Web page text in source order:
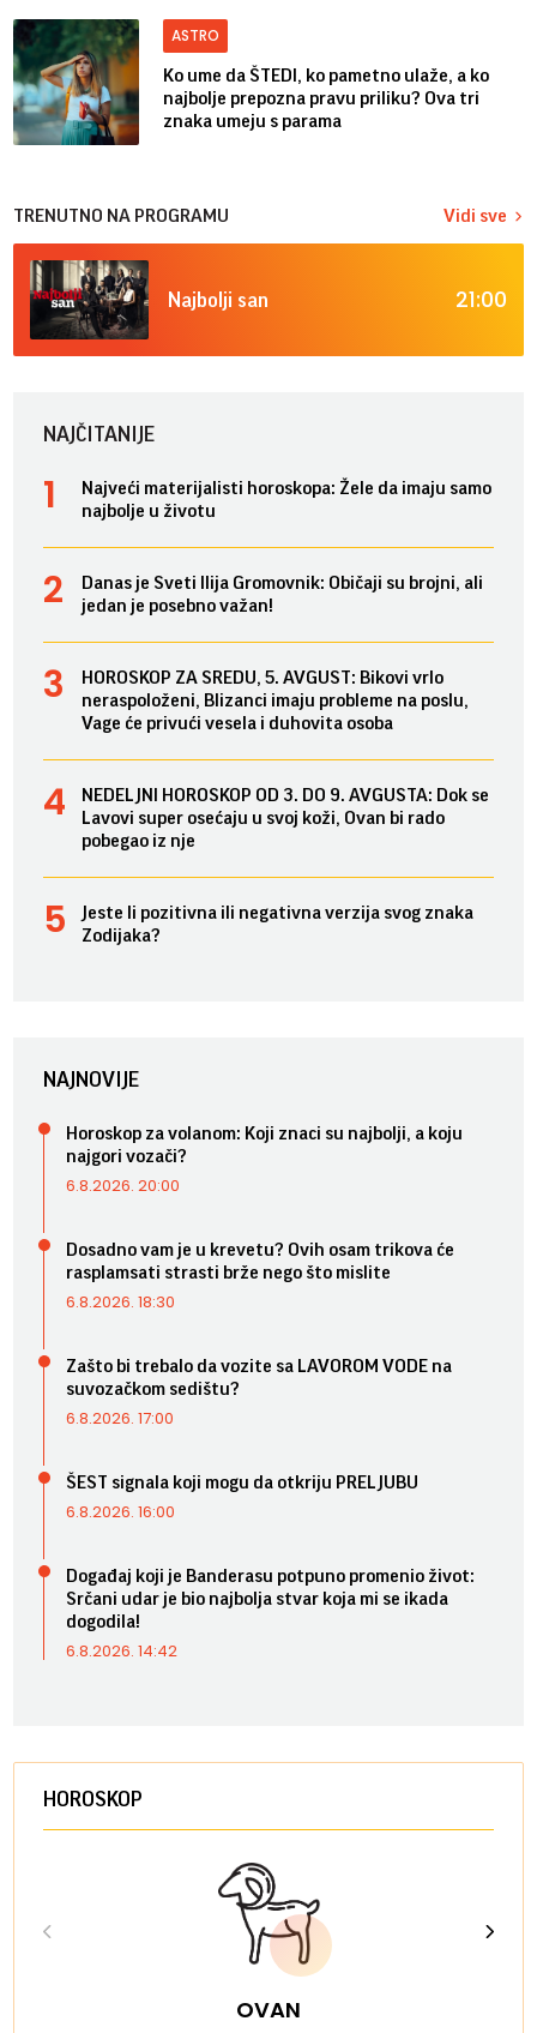
ASTRO
Ko ume da ŠTEDI, ko pametno ulaže, a ko
najbolje prepozna pravu priliku? Ova tri
znaka umeju s parama
TRENUTNO NA PROGRAMU Vidi sve
Najbolji san 21:00
NAJČITANIJE
Najveći materijalisti horoskopa: Žele da imaju samo
najbolje u životu
Danas je Sveti Ilija Gromovnik: Običaji su brojni, ali
jedan je posebno važan!
HOROSKOP ZA SREDU, 5. AVGUST: Bikovi vrlo
neraspoloženi, Blizanci imaju probleme na poslu,
Vage će privući vesela i duhovita osoba
NEDELJNI HOROSKOP OD 3. DO 9. AVGUSTA: Dok se
Lavovi super osećaju u svoj koži, Ovan bi rado
pobegao iz nje
Jeste li pozitivna ili negativna verzija svog znaka
Zodijaka?
NAJNOVIJE
Horoskop za volanom: Koji znaci su najbolji, a koju
najgori vozači?
6.8.2026. 20:00
Dosadno vam je u krevetu? Ovih osam trikova će
rasplamsati strasti brže nego što mislite
6.8.2026. 18:30
Zašto bi trebalo da vozite sa LAVOROM VODE na
suvozačkom sedištu?
6.8.2026. 17:00
ŠEST signala koji mogu da otkriju PRELJUBU
6.8.2026. 16:00
Događaj koji je Banderasu potpuno promenio život:
Srčani udar je bio najbolja stvar koja mi se ikada
dogodila!
6.8.2026. 14:42
HOROSKOP
OVAN